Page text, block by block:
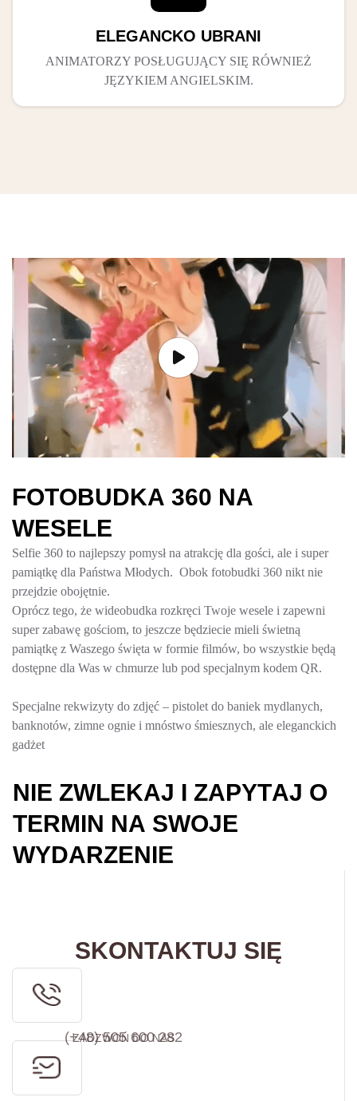
ELEGANCKO UBRANI
ANIMATORZY POSŁUGUJĄCY SIĘ RÓWNIEŻ
JĘZYKIEM ANGIELSKIM.
FOTOBUDKA 360 NA
WESELE
Selfie 360 to najlepszy pomysł na atrakcję dla gości, ale i super
pamiątkę dla Państwa Młodych. Obok fotobudki 360 nikt nie
przejdzie obojętnie.
Oprócz tego, że wideobudka rozkręci Twoje wesele i zapewni
super zabawę gościom, to jeszcze będziecie mieli świetną
pamiątkę z Waszego święta w formie filmów, bo wszystkie będą
dostępne dla Was w chmurze lub pod specjalnym kodem QR.
Specjalne rekwizyty do zdjęć – pistolet do baniek mydlanych,
banknotów, zimne ognie i mnóstwo śmiesznych, ale eleganckich
gadżet
NIE ZWLEKAJ I ZAPYTAJ O
TERMIN NA SWOJE
WYDARZENIE
SKONTAKTUJ SIĘ
ZADZWOŃ DO NAS
(+48) 505 600 282